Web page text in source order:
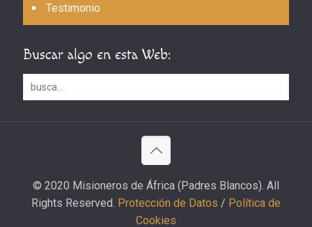
Testimonio
Buscar algo en esta Web:
© 2020 Misioneros de África (Padres Blancos). All
Rights Reserved. Protección de Datos / Política de
Cookies